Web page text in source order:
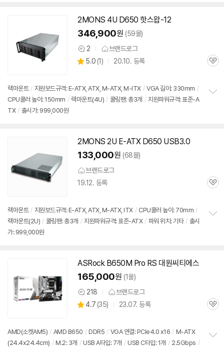
2MONS 4U D650 핫스왑-12
346,900원 (59몰)
상
품
2 브랜드로그
별
5.0 (상
뷰
1) 20.10. 등록
관
랙마운트 / 지원보드규격: E-ATX, ATX, M-ATX, M-ITX / VGA 길이: 330mm /
CPU쿨러 높이: 150mm / 랙마운트(4U) / 쿨링팬: 총3개 / 지원파워규격: 표준-A
TX / 출시가: 999,000원
2MONS 2U E-ATX D650 USB3.0
133,000원 (68몰)
브랜드로그
19.12. 등록
관
랙마운트 / 지원보드규격: E-ATX, ATX, M-ATX, ITX / CPU쿨러 높이: 70mm /
랙마운트(2U) / 쿨링팬: 총3개 / 지원파워규격: 표준-ATX / 파워 위치: 기타 / 출시
가: 999,000원
ASRock B650M Pro RS 대원씨티에스
165,000원 (1몰)
상
품
218 브랜드로그
별
4.7 (상
35) 23.07. 등록
관
AMD(소켓AM5) / AMD B650 / DDR5 / VGA 연결: PCIe4.0 x16 / M-ATX
(24.4x24.4cm) / M.2: 3개 / USB A타입: 7개 / USB C타입: 1개 / 2.5Gbps /